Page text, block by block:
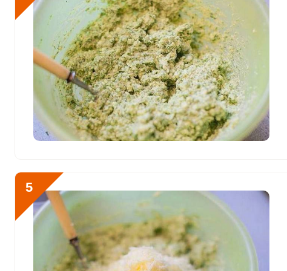
Селен 72.9 мкг
160.9 мкг
Хром 15.1 мкг
6.6 мг
Бор 118.4 мкг
Ванадий 288 мкг
5